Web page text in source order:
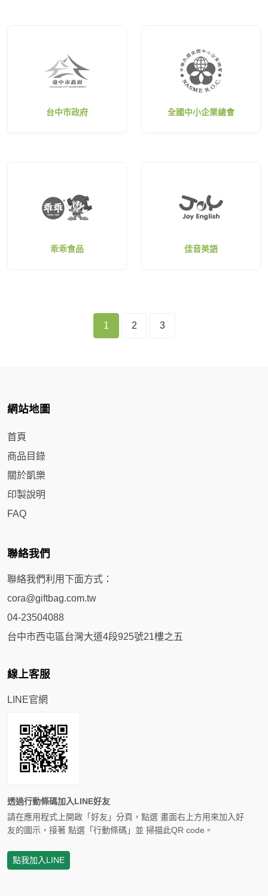
台中市政府 全國中小企業總會
乖乖食品 佳音英語
1 2 3
網站地圖
首頁
商品目錄
關於凱樂
印製說明
FAQ
聯絡我們
聯絡我們利用下面方式：
cora@giftbag.com.tw
04-23504088
台中市西屯區台灣大道4段925號21樓之五
線上客服
LINE官網
透過行動條碼加入LINE好友
請在應用程式上開啟「好友」分頁，點選 畫面右上方用來加入好
友的圖示，接著 點選「行動條碼」並 掃描此QR code。
點我加入LINE